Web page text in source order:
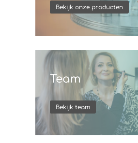
Bekijk onze producten
Team
Bekijk team